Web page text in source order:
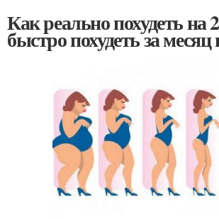
Как реально похудеть на
быстро похудеть за месяц